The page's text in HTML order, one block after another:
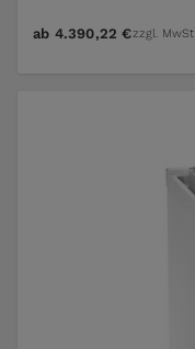
ab 4.390,22 €zzgl. MwSt.